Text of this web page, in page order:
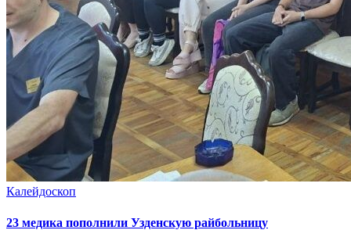
Калейдоскоп
23 медика пополнили Узденскую райбольницу